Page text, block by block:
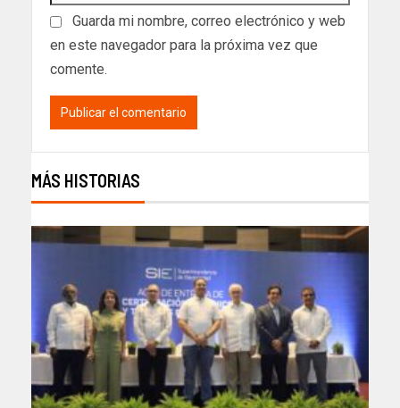
Guarda mi nombre, correo electrónico y web
en este navegador para la próxima vez que
comente.
MÁS HISTORIAS